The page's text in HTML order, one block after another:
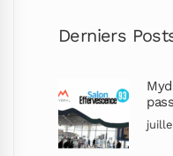
Derniers